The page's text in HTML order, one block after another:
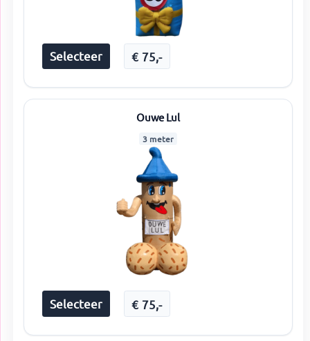
Selecteer € 75,-
Ouwe Lul
3 meter
Selecteer € 75,-